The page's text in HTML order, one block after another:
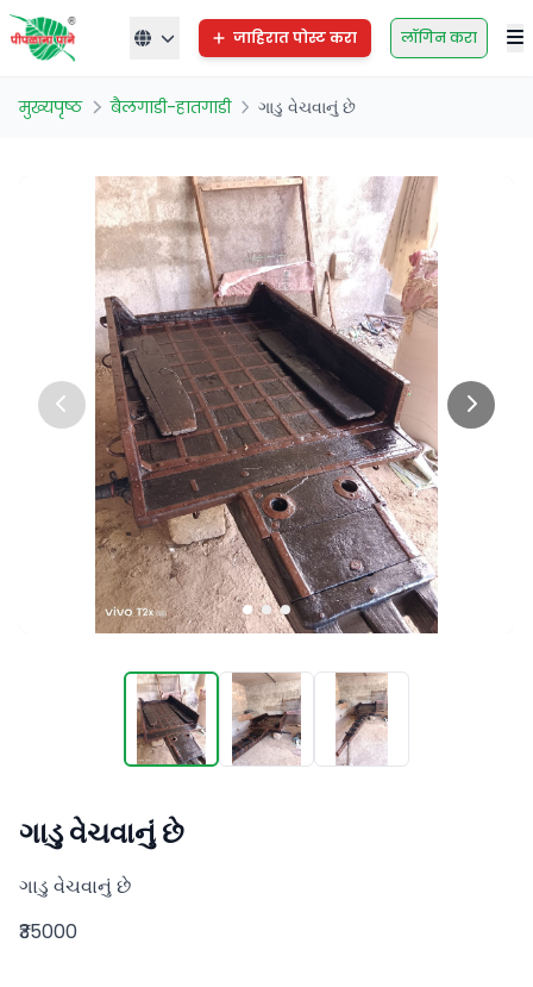
जाहिरात पोस्ट करा लॉगिन करा
मुख्यपृष्ठ बैलगाडी-हातगाडी ગાડુ વેચવાનું છે
ગાડુ વેચવાનું છે
ગાડુ વેચવાનું છે
₹35000